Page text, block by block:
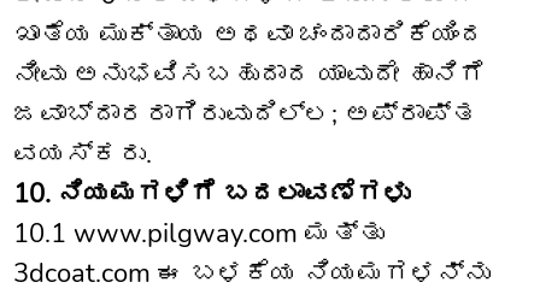
ಖಾತೆಯ ಮುಕ್ತಾಯ ಅಥವಾ ಚಂದಾದಾರಿಕೆಯಿಂದ
ನೀವು ಅನುಭವಿಸಬಹುದಾದ ಯಾವುದೇ ಹಾನಿಗೆ
ಜವಾಬ್ದಾರರಾಗಿರುವುದಿಲ್ಲ; ಅಪ್ರಾಪ್ತ
ವಯಸ್ಕರು.
10. ನಿಯಮಗಳಿಗೆ ಬದಲಾವಣೆಗಳು
10.1 www.pilgway.com ಮತ್ತು
3dcoat.com ಈ ಬಳಕೆಯ ನಿಯಮಗಳನ್ನು